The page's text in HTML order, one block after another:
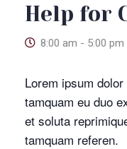
Help for
8:00 am - 5:00 pm
Lorem ipsum
tamquam eu duo
et soluta
tamquam referen.